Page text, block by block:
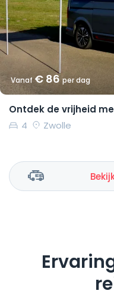
Vanaf€ 86per dag
4
Zwolle